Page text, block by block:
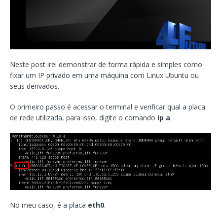
Neste post irei demonstrar de forma rápida e simples como
fixar um IP privado em uma máquina com Linux Ubuntu ou
seus derivados.
O primeiro passo é acessar o terminal e verificar qual a placa
de rede utilizada, para isso, digite o comando ip a.
No meu caso, é a placa eth0.